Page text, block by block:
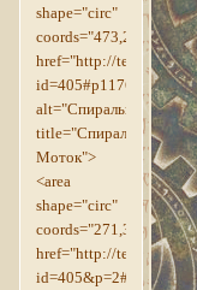
shape="circ"
coords="473,257,20"
href="http://
id=405#p1176"
title="Спиральный
Моток">
<area
shape="circ"
coords="271,372,16"
href="http://
id=405&p=2#p1200"